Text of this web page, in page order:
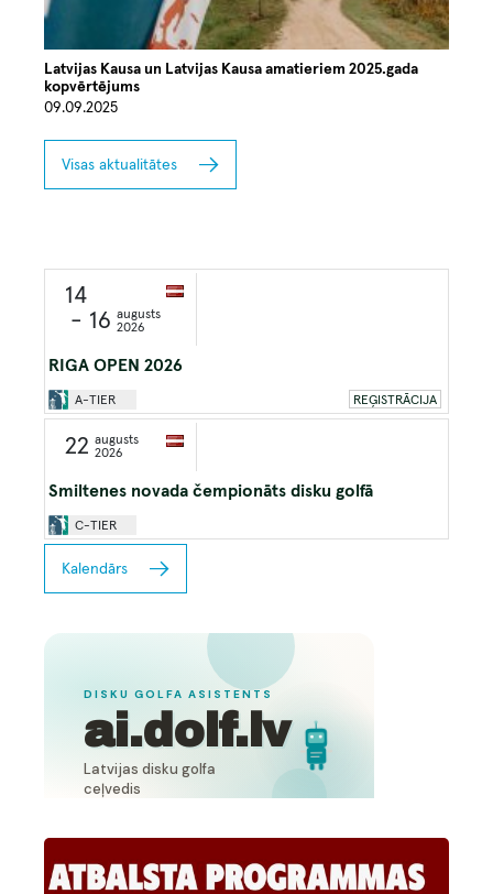
Latvijas Kausa un Latvijas Kausa amatieriem 2025.gada
kopvērtējums
09.09.2025
Visas aktualitātes
14
- 16 augusts
2026
RIGA OPEN 2026
A-TIER REĢISTRĀCIJA
22 augusts
2026
Smiltenes novada čempionāts disku golfā
C-TIER
Kalendārs